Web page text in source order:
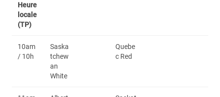
Heure
locale
(TP)
10am
/ 10h
Saska
tchew
an
White
Quebe
c Red